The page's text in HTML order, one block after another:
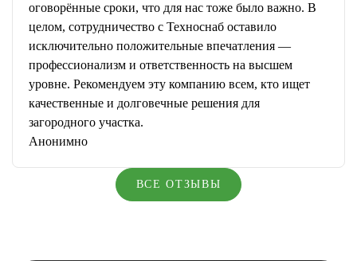
оговорённые сроки, что для нас тоже было важно. В
целом, сотрудничество с Техноснаб оставило
исключительно положительные впечатления —
профессионализм и ответственность на высшем
уровне. Рекомендуем эту компанию всем, кто ищет
качественные и долговечные решения для
загородного участка.
Анонимно
ВСЕ ОТЗЫВЫ